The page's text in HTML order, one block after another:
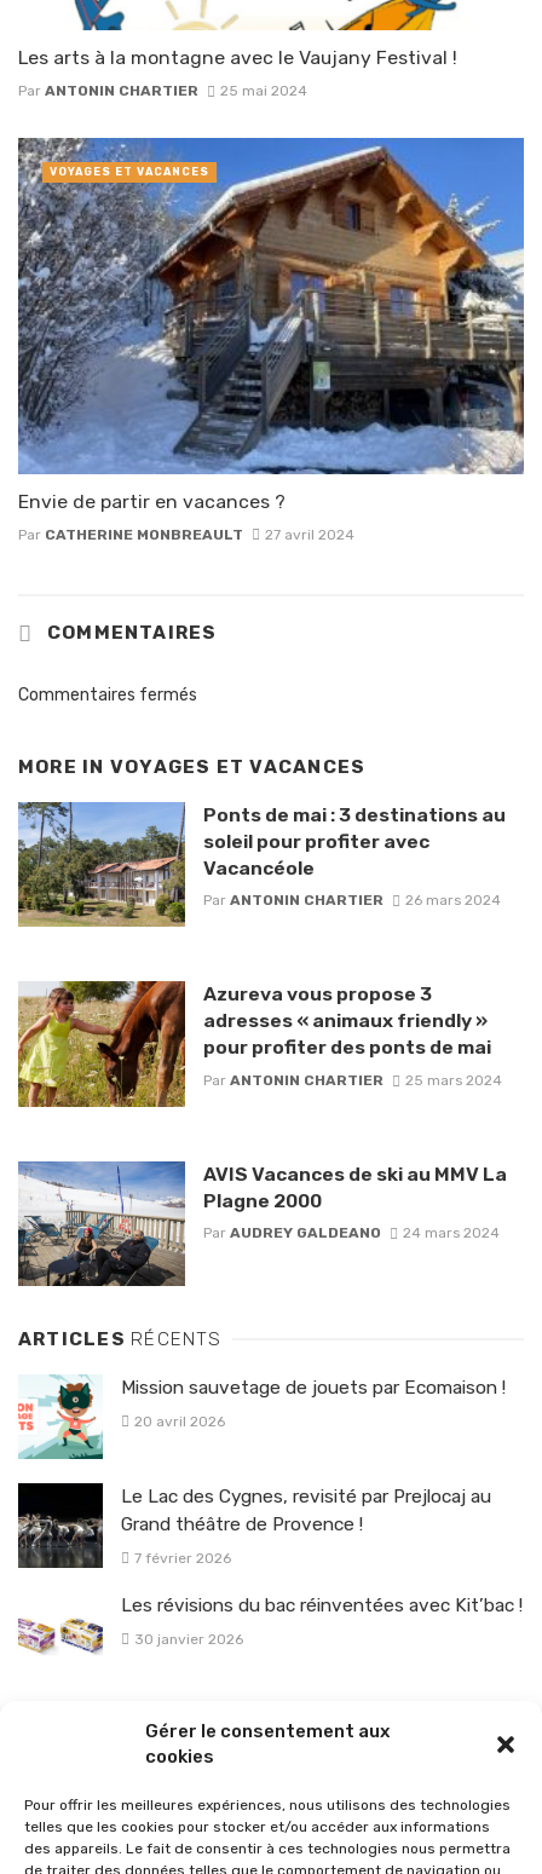
Gérer le consentement aux
cookies
Pour offrir les meilleures expériences, nous utilisons des technologies
telles que les cookies pour stocker et/ou accéder aux informations
des appareils. Le fait de consentir à ces technologies nous permettra
de traiter des données telles que le comportement de navigation ou
Les arts à la montagne avec le Vaujany Festival !
Par ANTONIN CHARTIER 25 mai 2024
Envie de partir en vacances ?
Par CATHERINE MONBREAULT 27 avril 2024
VOYAGES ET VACANCES
COMMENTAIRES
Commentaires fermés
MORE IN VOYAGES ET VACANCES
Ponts de mai : 3 destinations au
soleil pour profiter avec
Vacancéole
Par ANTONIN CHARTIER 26 mars 2024
Azureva vous propose 3
adresses « animaux friendly »
pour profiter des ponts de mai
Par ANTONIN CHARTIER 25 mars 2024
AVIS Vacances de ski au MMV La
Plagne 2000
Par AUDREY GALDEANO 24 mars 2024
ARTICLES RÉCENTS
Mission sauvetage de jouets par Ecomaison !
20 avril 2026
Le Lac des Cygnes, revisité par Prejlocaj au
Grand théâtre de Provence !
7 février 2026
Les révisions du bac réinventées avec Kit’bac !
30 janvier 2026